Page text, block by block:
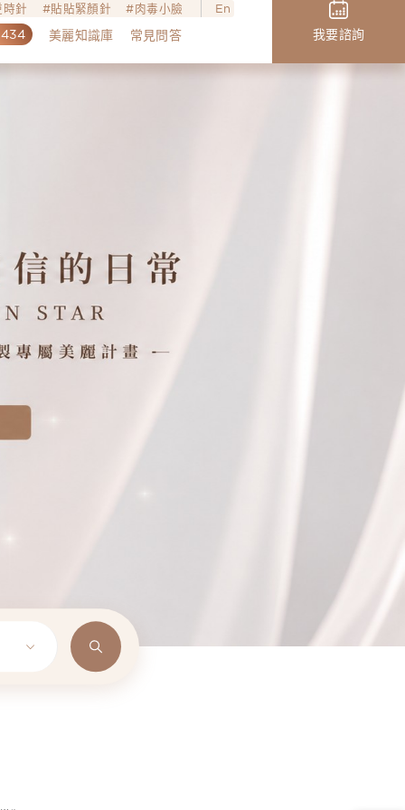
針 貼貼緊顏針 肉毒小臉 En
美麗知識庫 常見問答 我要諮詢